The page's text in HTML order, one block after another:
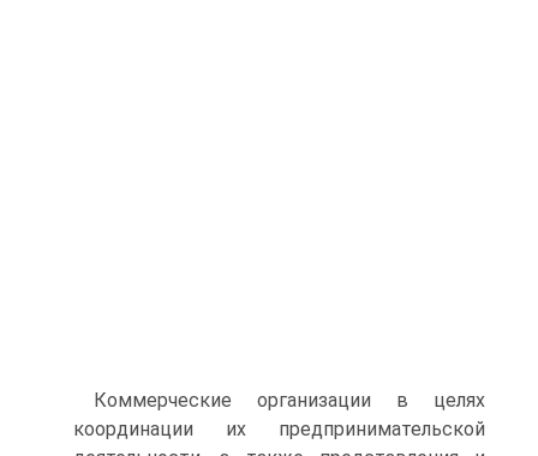
Коммерческие организации в целях
координации их предпринимательской